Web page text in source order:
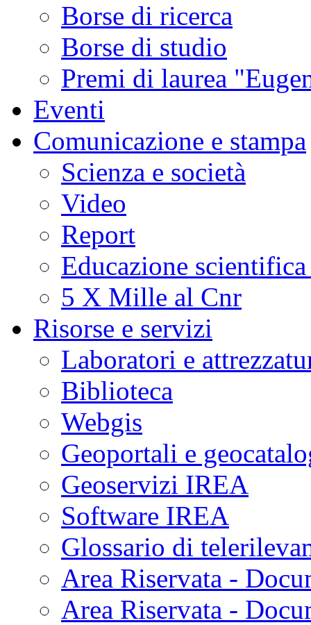
Borse di ricerca
Borse di studio
Premi di laurea
Eventi
Comunicazione e stampa
Scienza e società
Video
Report
Educazione
5 X Mille al Cnr
Risorse e servizi
Laboratori e
Biblioteca
Webgis
Geoportali e
Geoservizi IREA
Software IREA
Glossario di
Area Riservata -
Area Riservata -